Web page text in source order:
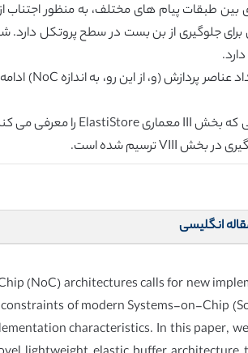
بین طبقات پیام های مختلف، به منظور
انگلیسی
(NoC) architectures calls for new
of modern Systems-on-Chip
characteristics. In this paper,